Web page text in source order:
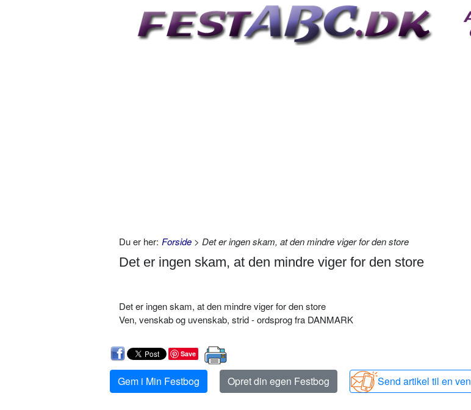
Du er her: Forside > Det er ingen skam, at den mindre viger for den store
Det er ingen skam, at den mindre viger for den store
Det er ingen skam, at den mindre viger for den store
Ven, venskab og uvenskab, strid - ordsprog fra DANMARK
Save
Gem i Min Festbog Opret din egen Festbog Send artikel til en ven